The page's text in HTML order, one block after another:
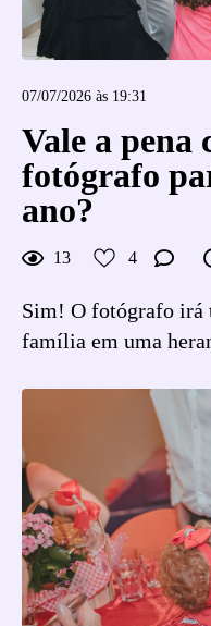
07/07/2026 às 19:31
Vale a pena
fotógrafo
ano?
13 4
Sim! O fotógrafo irá
família em uma